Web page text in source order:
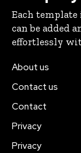
Each
can be added
effortlessly
About us
Contact us
Contact
Privacy
Privacy